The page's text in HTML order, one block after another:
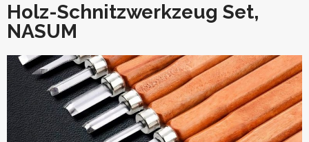
Holz-Schnitzwerkzeug Set,
NASUM